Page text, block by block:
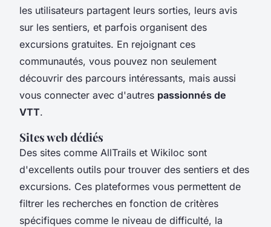
les utilisateurs partagent leurs sorties, leurs avis
sur les sentiers, et parfois organisent des
excursions gratuites. En rejoignant ces
communautés, vous pouvez non seulement
découvrir des parcours intéressants, mais aussi
vous connecter avec d'autres passionnés de
VTT.
Sites web dédiés
Des sites comme AllTrails et Wikiloc sont
d'excellents outils pour trouver des sentiers et des
excursions. Ces plateformes vous permettent de
filtrer les recherches en fonction de critères
spécifiques comme le niveau de difficulté, la